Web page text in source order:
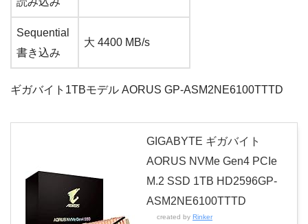
Sequential
書き込み
大 4400 MB/s
ギガバイト1TBモデル AORUS GP-ASM2NE6100TTTD
GIGABYTE ギガバイト
AORUS NVMe Gen4 PCIe
M.2 SSD 1TB HD2596GP-
ASM2NE6100TTTD
created by Rinker